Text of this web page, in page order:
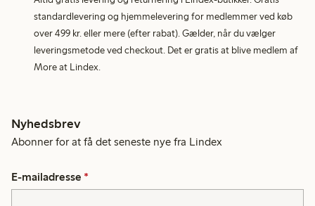
standardlevering og hjemmelevering for medlemmer ved køb
over 499 kr. eller mere (efter rabat). Gælder, når du vælger
leveringsmetode ved checkout. Det er gratis at blive medlem af
More at Lindex.
Nyhedsbrev
Abonner for at få det seneste nye fra Lindex
E-mailadresse *